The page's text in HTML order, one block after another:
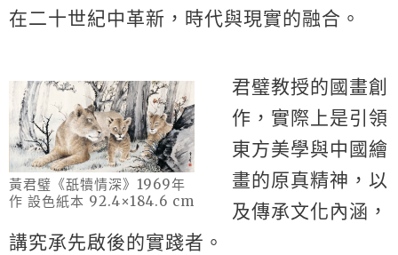
在二十世紀中革新，時代與現實的融合。
黃君璧《舐犢情深》1969年
作 設色紙本 92.4×184.6 cm
君璧教授的國畫創
作，實際上是引領
東方美學與中國繪
畫的原真精神，以
及傳承文化內涵，
講究承先啟後的實踐者。